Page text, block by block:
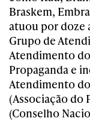
Braskem,
atuou por doze
Grupo de
Atendimento do
Propaganda e
Atendimento
(Associação do
(Conselho